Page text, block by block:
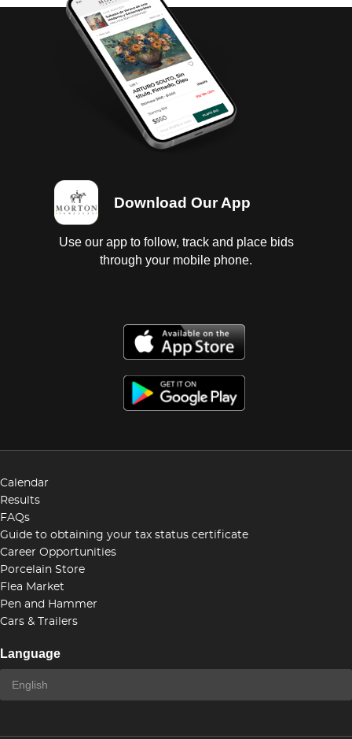
Download Our App
Use our app to follow, track and place bids
through your mobile phone.
Calendar
Results
FAQs
Guide to obtaining your tax status certificate
Career Opportunities
Porcelain Store
Flea Market
Pen and Hammer
Cars & Trailers
Language